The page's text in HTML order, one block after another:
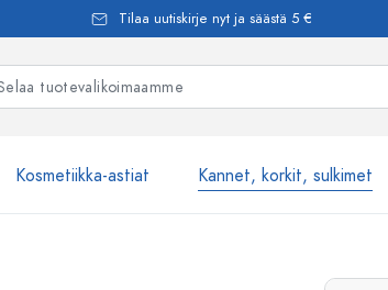
Tilaa uutiskirje nyt ja säästä 5 €
Kosmetiikka-astiat Kannet, korkit, sulkimet